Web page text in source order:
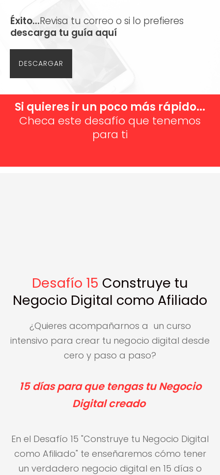
Éxito...Revisa tu correo o si lo prefieres
descarga tu guía aquí
DESCARGAR
Si quieres ir un poco más rápido...
Checa este desafío que tenemos
para ti
Desafío 15 Construye tu
Negocio Digital como Afiliado
¿Quieres acompañarnos a un curso
intensivo para crear tu negocio digital desde
cero y paso a paso?
15 días para que tengas tu Negocio
Digital creado
En el Desafío 15 "Construye tu Negocio Digital
como Afiliado" te enseñaremos cómo tener
un verdadero negocio digital en 15 días o